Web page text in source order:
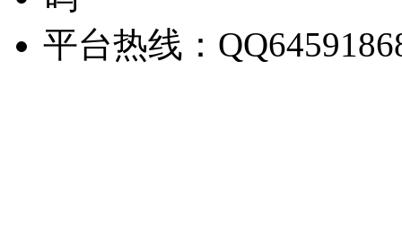
平台热线：